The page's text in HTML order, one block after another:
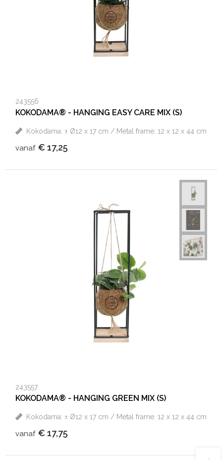
243556
KOKODAMA® - HANGING EASY CARE MIX (S)
Kokodama: ± Ø12 x 17 cm / Metal frame: 12 x 12 x 44 cm
vanaf € 17,25
243557
KOKODAMA® - HANGING GREEN MIX (S)
Kokodama: ± Ø12 x 17 cm / Metal frame: 12 x 12 x 44 cm
vanaf € 17,75